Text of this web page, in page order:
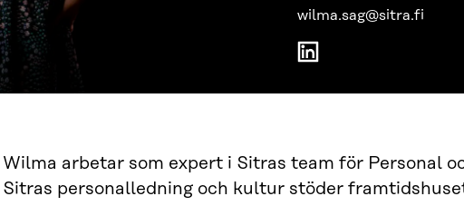
wilma.sag@sitra.fi
Wilma arbetar som expert i Sitras team för Personal
Sitras personalledning och kultur stöder